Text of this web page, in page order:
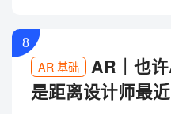
AR 基础
AR｜也
是距离设计师最
8